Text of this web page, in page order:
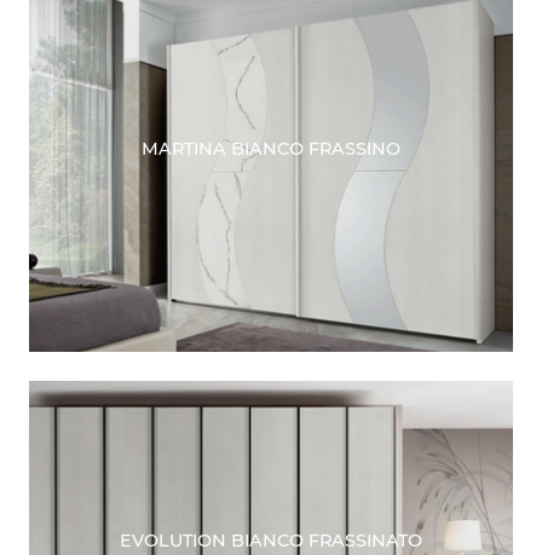
MARTINA BIANCO FRASSINO
EVOLUTION BIANCO FRASSINATO